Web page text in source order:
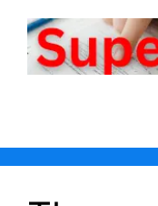
content